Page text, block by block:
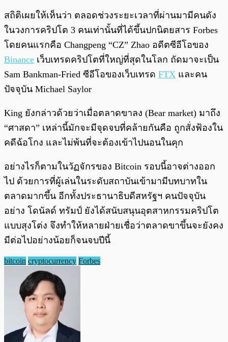
สถิติเผยให้เห็นว่า ตลอดช่วงระยะเวลาที่ผ่านมามีคนดัง
ในวงการคริปโต 3 คนเท่านั้นที่ได้ขึ้นปกนิตยสาร Forbes
โดยคนแรกคือ Changpeng “CZ” Zhao อดีตซีอีโอของ
Binance เว็บเทรดคริปโตที่ใหญ่ที่สุดในโลก ถัดมาจะเป็น
Sam Bankman-Fried ซีอีโอของเว็บเทรด FTX และคน
ปัจจุบัน Michael Saylor
King ยังกล่าวด้วยว่าเมื่อตลาดขาลง (Bear market) มาถึง
“ศาสดา” เหล่านี้มักจะมีจุดจบที่คล้ายกันคือ ถูกสั่งฟ้องใน
คดีฉ้อโกง และไม่พ้นที่จะต้องเข้าไปนอนในคุก
อย่างไรก็ตามในวัฏจักรของ Bitcoin รอบนี้อาจต่างออก
ไป ด้วยการที่ผู้เล่นในระดับสถาบันเข้ามามีบทบาทใน
ตลาดมากขึ้น อีกทั้งประธานาธิบดีสหรัฐฯ คนปัจจุบัน
อย่าง โดนัลด์ ทรัมป์ ยังได้สนับสนุนอุตสาหกรรมคริปโต
แบบสุงโต่ง จึงทำให้หลายฝ่ายเชื่อว่าตลาดขาขึ้นจะยังคง
มีต่อไปอย่างน้อยก็จนจบปีนี้
bitcoin cryptocurrency Forbes